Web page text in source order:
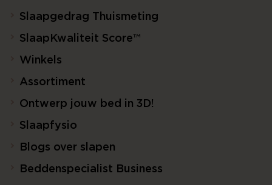
Slaapgedrag Thuismeting
SlaapKwaliteit Score™
Winkels
Assortiment
Ontwerp jouw bed in 3D!
Slaapfysio
Blogs over slapen
Beddenspecialist Business